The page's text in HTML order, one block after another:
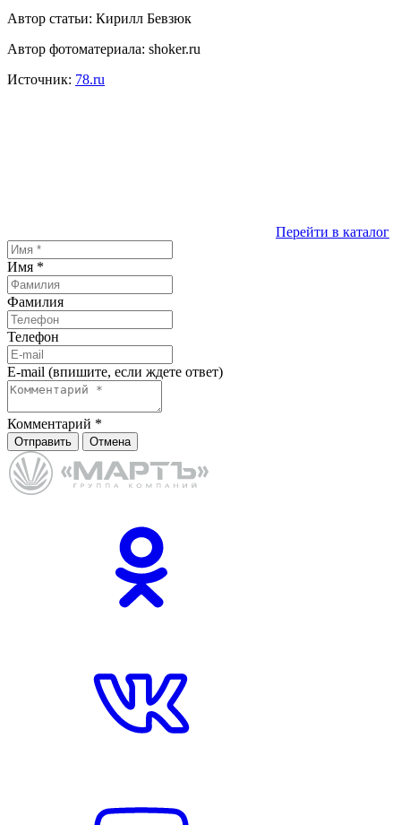
Автор статьи: Кирилл Бевзюк
Автор фотоматериала: shoker.ru
Источник: 78.ru
Перейти в каталог
Имя *
Фамилия
Телефон
E-mail (впишите, если ждете ответ)
Комментарий *
Отправить Отмена